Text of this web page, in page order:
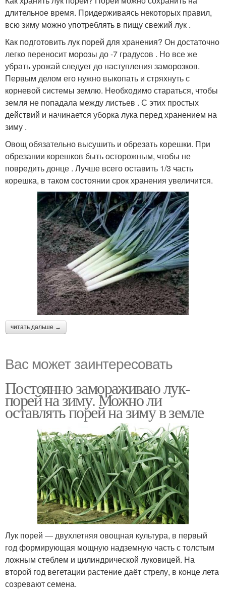
длительное время. Придерживаясь некоторых правил,
всю зиму можно употреблять в пищу свежий лук .
Как подготовить лук порей для хранения? Он достаточно
легко переносит морозы до -7 градусов . Но все же
убрать урожай следует до наступления заморозков.
Первым делом его нужно выкопать и стряхнуть с
корневой системы землю. Необходимо стараться, чтобы
земля не попадала между листьев . С этих простых
действий и начинается уборка лука перед хранением на
зиму .
Овощ обязательно высушить и обрезать корешки. При
обрезании корешков быть осторожным, чтобы не
повредить донце . Лучше всего оставить 1/3 часть
корешка, в таком состоянии срок хранения увеличится.
читать дальше →
Вас может заинтересовать
Постоянно замораживаю лук-
порей на зиму. Можно ли
оставлять порей на зиму в земле
Лук порей — двухлетняя овощная культура, в первый
год формирующая мощную надземную часть с толстым
ложным стеблем и цилиндрической луковицей. На
второй год вегетации растение даёт стрелу, в конце лета
созревают семена.